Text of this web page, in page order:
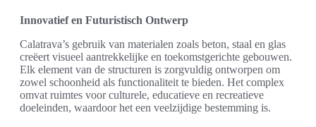
Innovatief en Futuristisch Ontwerp
Calatrava’s gebruik van materialen zoals beton, staal en glas
creëert visueel aantrekkelijke en toekomstgerichte gebouwen.
Elk element van de structuren is zorgvuldig ontworpen om
zowel schoonheid als functionaliteit te bieden. Het complex
omvat ruimtes voor culturele, educatieve en recreatieve
doeleinden, waardoor het een veelzijdige bestemming is.